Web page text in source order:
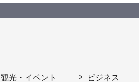
観光・イベント ビジネス